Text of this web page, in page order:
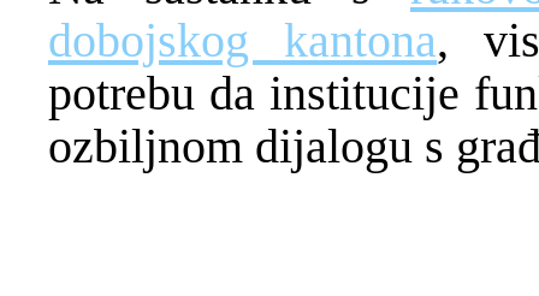
dobojskog kantona,
potrebu da institucije
ozbiljnom dijalogu s